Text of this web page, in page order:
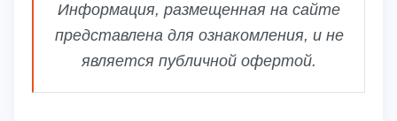
Информация, размещенная на сайте
представлена для ознакомления, и не
является публичной офертой.